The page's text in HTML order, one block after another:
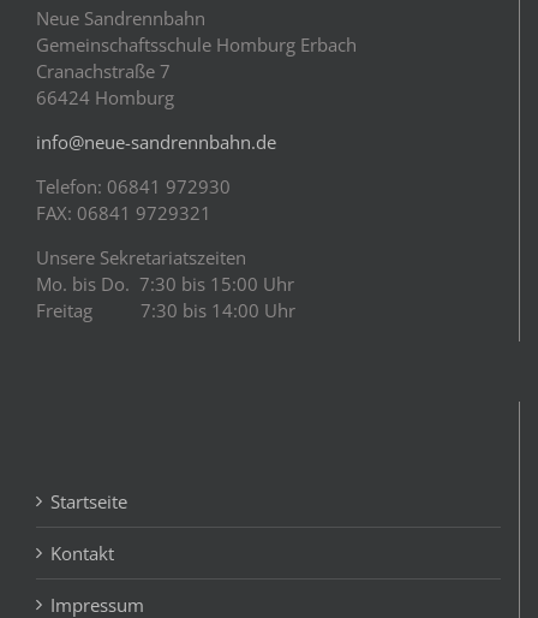
Neue Sandrennbahn
Gemeinschaftsschule Homburg Erbach
Cranachstraße 7
66424 Homburg
info@neue-sandrennbahn.de
Telefon: 06841 972930
FAX: 06841 9729321
Unsere Sekretariatszeiten
Mo. bis Do. 7:30 bis 15:00 Uhr
Freitag 7:30 bis 14:00 Uhr
Startseite
Kontakt
Impressum